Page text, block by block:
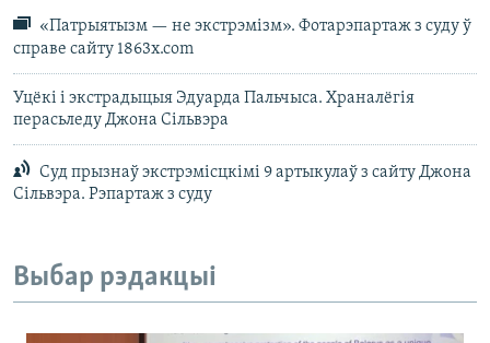
«Патрыятызм — не экстрэмізм». Фотарэпартаж з суду ў
справе сайту 1863x.com
Уцёкі і экстрадыцыя Эдуарда Пальчыса. Храналёгія
перасьледу Джона Сільвэра
Суд прызнаў экстрэмісцкімі 9 артыкулаў з сайту Джона
Сільвэра. Рэпартаж з суду
Выбар рэдакцыі